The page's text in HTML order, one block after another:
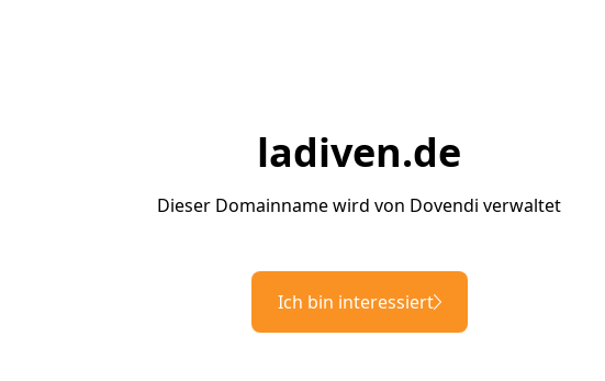
ladiven.de
Dieser Domainname wird von Dovendi verwaltet
Ich bin interessiert